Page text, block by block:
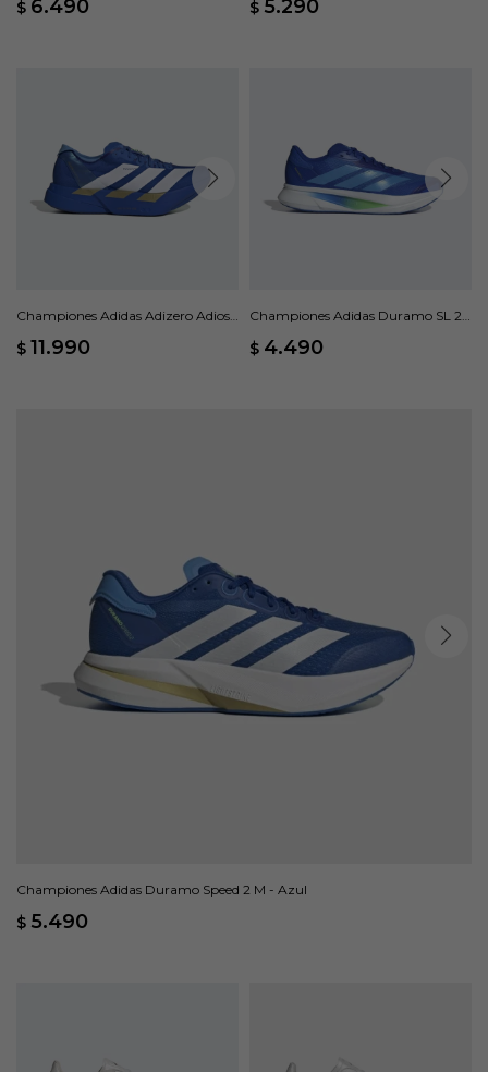
$ 6.490 $ 5.290
Championes Adidas Adizero Adios
$ 11.990
Championes Adidas Duramo SL 2 -
$ 4.490
Championes Adidas Duramo Speed 2 M - Azul
$ 5.490